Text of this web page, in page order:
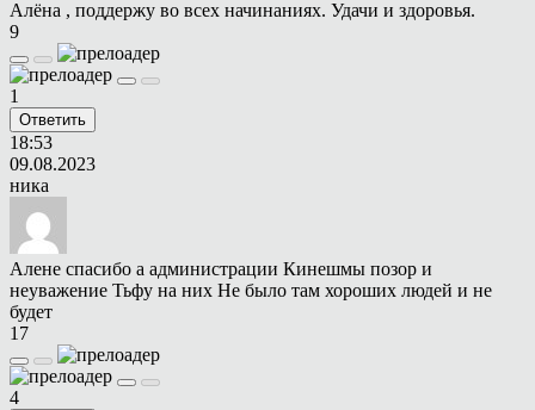
Алёна , поддержу во всех начинаниях. Удачи и здоровья.
9
1
Ответить
18:53
09.08.2023
ника
Алене спасибо а администрации Кинешмы позор и
неуважение Тьфу на них Не было там хороших людей и не
будет
17
4